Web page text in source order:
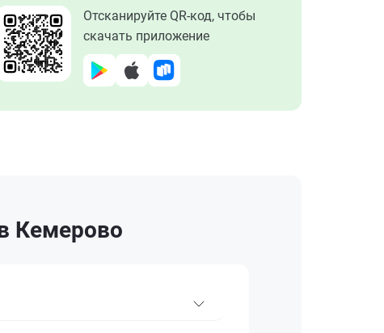
Отсканируйте QR-код, чтобы
скачать приложение
Кемерово